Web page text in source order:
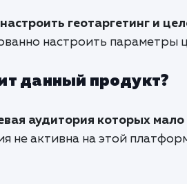
геотаргетинг и
настроить параметры
данный продукт?
аудитория которых
не активна на этой